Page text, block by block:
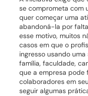
se comprometa com
quer começar uma
abandoná-la por
esse motivo, muitos
casos em que o
ingresso usando
família, faculdade,
que a empresa pode
colaboradores em
seguir algumas